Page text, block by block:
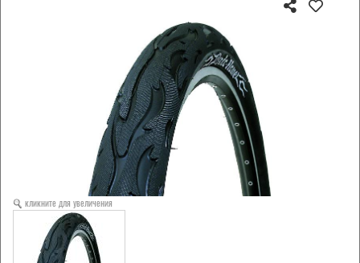
кликните для увеличения